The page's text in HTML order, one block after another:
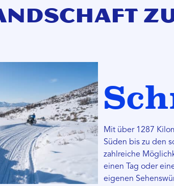
Mit über 1287
Süden bis zu den
zahlreiche
einen Tag oder
eigenen